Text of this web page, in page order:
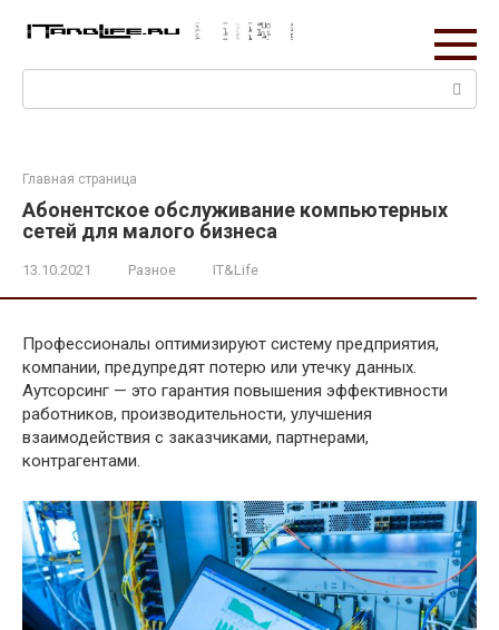
Поиск:
Главная страница
Абонентское обслуживание компьютерных
сетей для малого бизнеса
13.10.2021 Разное IT&Life
Профессионалы оптимизируют систему предприятия,
компании, предупредят потерю или утечку данных.
Аутсорсинг — это гарантия повышения эффективности
работников, производительности, улучшения
взаимодействия с заказчиками, партнерами,
контрагентами.